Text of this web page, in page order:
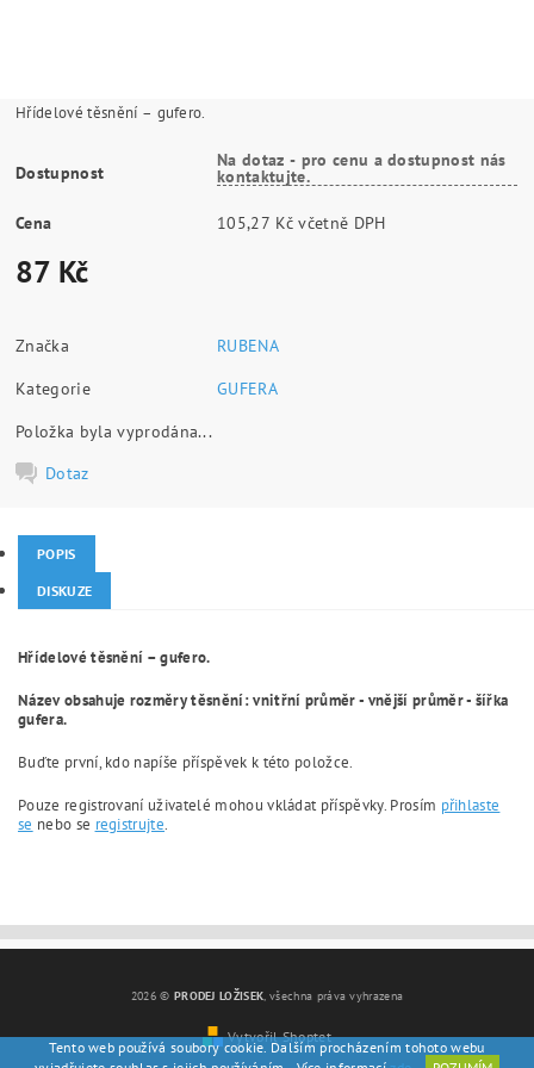
Hřídelové těsnění – gufero.
Dostupnost
Na dotaz - pro cenu a dostupnost nás
kontaktujte.
Cena 105,27 Kč včetně DPH
87 Kč
Značka
RUBENA
Kategorie
GUFERA
Položka byla vyprodána...
Dotaz
POPIS
DISKUZE
Hřídelové těsnění – gufero.
Název obsahuje rozměry těsnění: vnitřní průměr - vnější průměr - šířka
gufera.
Buďte první, kdo napíše příspěvek k této položce.
Pouze registrovaní uživatelé mohou vkládat příspěvky. Prosím přihlaste
se nebo se registrujte.
2026 © PRODEJ LOŽISEK, všechna práva vyhrazena
Vytvořil Shoptet
Tento web používá soubory cookie. Dalším procházením tohoto webu